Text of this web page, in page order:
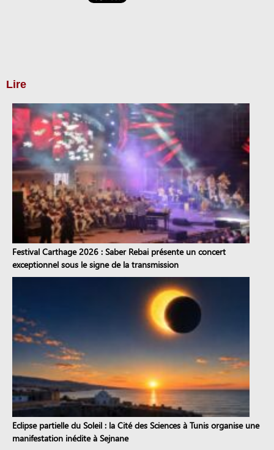
Lire
Festival Carthage 2026 : Saber Rebai présente un concert
exceptionnel sous le signe de la transmission
Eclipse partielle du Soleil : la Cité des Sciences à Tunis organise une
manifestation inédite à Sejnane